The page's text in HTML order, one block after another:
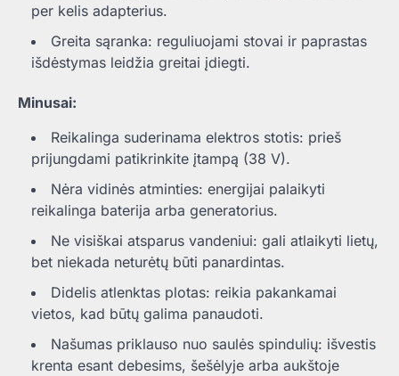
per kelis adapterius.
Greita sąranka: reguliuojami stovai ir paprastas
išdėstymas leidžia greitai įdiegti.
Minusai:
Reikalinga suderinama elektros stotis: prieš
prijungdami patikrinkite įtampą (38 V).
Nėra vidinės atminties: energijai palaikyti
reikalinga baterija arba generatorius.
Ne visiškai atsparus vandeniui: gali atlaikyti lietų,
bet niekada neturėtų būti panardintas.
Didelis atlenktas plotas: reikia pakankamai
vietos, kad būtų galima panaudoti.
Našumas priklauso nuo saulės spindulių: išvestis
krenta esant debesims, šešėlyje arba aukštoje